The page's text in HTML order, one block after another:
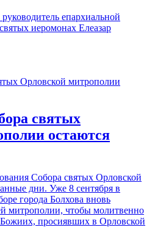
епархиальной
иеромонах Елеазар
святых
остаются
Собора святых Орловской
дни. Уже 8 сентября в
города Болхова вновь
митрополии, чтобы молитвенно
просиявших в Орловской